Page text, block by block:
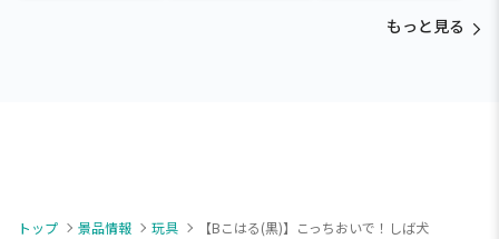
もっと見る
トップ 景品情報 玩具 【Bこはる(黒)】こっちおいで！しば犬